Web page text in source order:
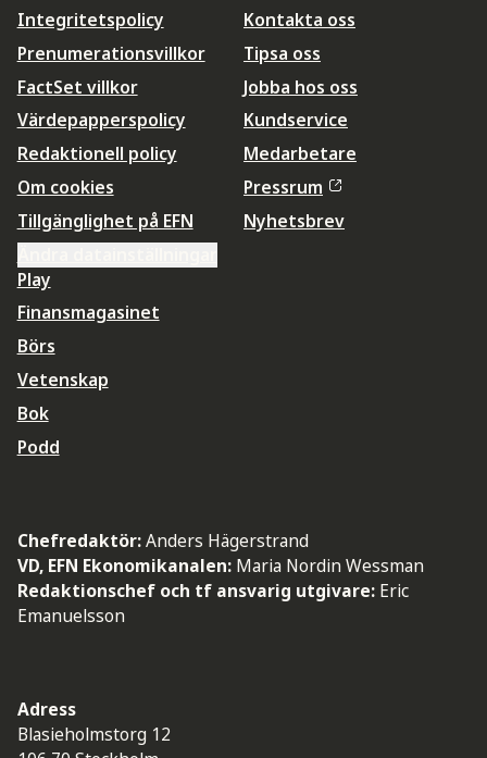
Integritetspolicy
Prenumerationsvillkor
FactSet villkor
Värdepapperspolicy
Redaktionell policy
Om cookies
Tillgänglighet på EFN
Kontakta oss
Tipsa oss
Jobba hos oss
Kundservice
Medarbetare
Pressrum
Nyhetsbrev
Play
Finansmagasinet
Börs
Vetenskap
Bok
Podd
Chefredaktör:Anders Hägerstrand
VD, EFN Ekonomikanalen: Maria Nordin Wessman
Redaktionschef och tf ansvarig utgivare: Eric
Emanuelsson
Adress
Blasieholmstorg 12